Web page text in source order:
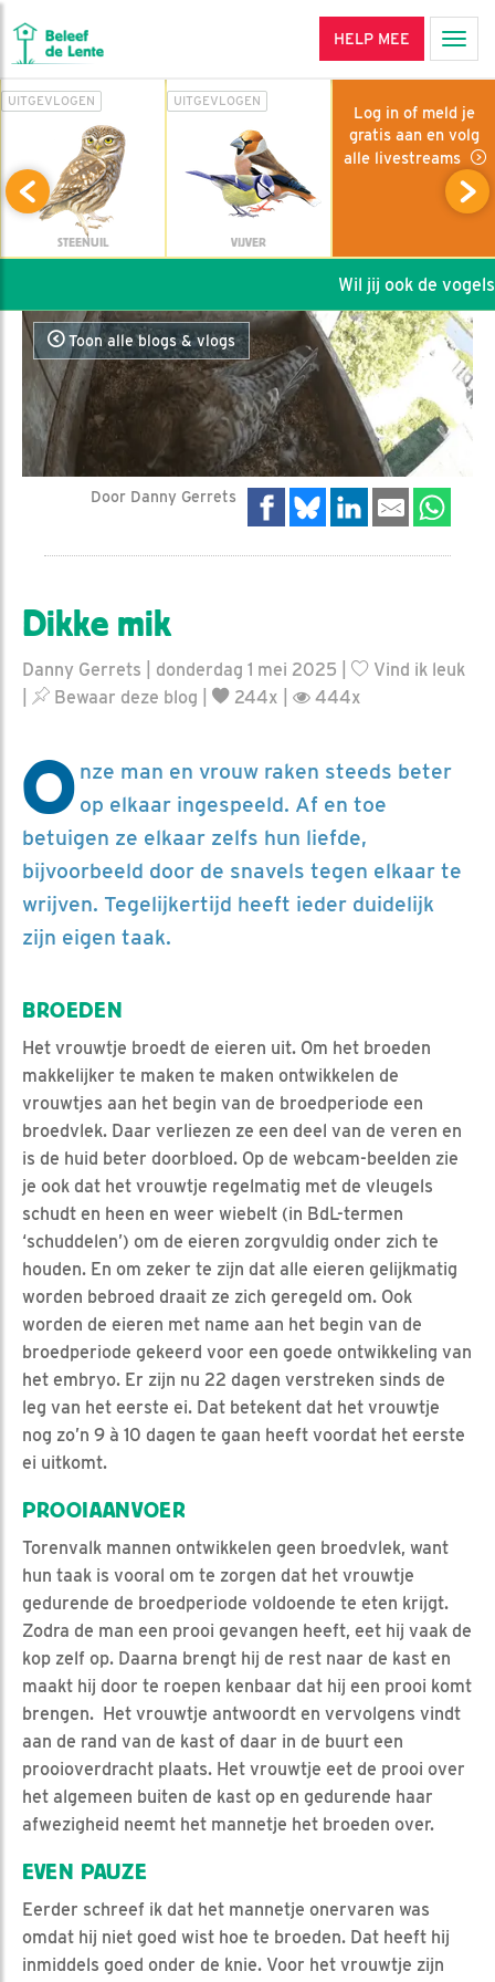
HELP MEE
UITGEVLOGEN
STEENUIL
UITGEVLOGEN
VIJVER
Log in of meld je
gratis aan en volg
alle livestreams
Wil jij ook de
Toon alle blogs & vlogs
Door Danny Gerrets
Dikke mik
Danny Gerrets | donderdag 1 mei 2025 |
Vind ik leuk
Bewaar deze blog 244x | 444x
O nze man en vrouw raken steeds beter
op elkaar ingespeeld. Af en toe
betuigen ze elkaar zelfs hun liefde,
bijvoorbeeld door de snavels tegen elkaar te
wrijven. Tegelijkertijd heeft ieder duidelijk
zijn eigen taak.
BROEDEN
Het vrouwtje broedt de eieren uit. Om het broeden
makkelijker te maken te maken ontwikkelen de
vrouwtjes aan het begin van de broedperiode een
broedvlek. Daar verliezen ze een deel van de veren en
is de huid beter doorbloed. Op de webcam-beelden zie
je ook dat het vrouwtje regelmatig met de vleugels
schudt en heen en weer wiebelt (in BdL-termen
‘schuddelen’) om de eieren zorgvuldig onder zich te
houden. En om zeker te zijn dat alle eieren gelijkmatig
worden bebroed draait ze zich geregeld om. Ook
worden de eieren met name aan het begin van de
broedperiode gekeerd voor een goede ontwikkeling van
het embryo. Er zijn nu 22 dagen verstreken sinds de
leg van het eerste ei. Dat betekent dat het vrouwtje
nog zo’n 9 à 10 dagen te gaan heeft voordat het eerste
ei uitkomt.
PROOIAANVOER
Torenvalk mannen ontwikkelen geen broedvlek, want
hun taak is vooral om te zorgen dat het vrouwtje
gedurende de broedperiode voldoende te eten krijgt.
Zodra de man een prooi gevangen heeft, eet hij vaak de
kop zelf op. Daarna brengt hij de rest naar de kast en
maakt hij door te roepen kenbaar dat hij een prooi komt
brengen. Het vrouwtje antwoordt en vervolgens vindt
aan de rand van de kast of daar in de buurt een
prooioverdracht plaats. Het vrouwtje eet de prooi over
het algemeen buiten de kast op en gedurende haar
afwezigheid neemt het mannetje het broeden over.
EVEN PAUZE
Eerder schreef ik dat het mannetje onervaren was
omdat hij niet goed wist hoe te broeden. Dat heeft hij
inmiddels goed onder de knie. Voor het vrouwtje zijn